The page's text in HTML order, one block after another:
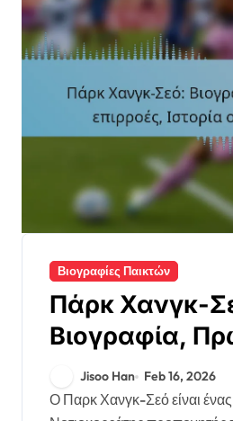
Βιογραφίες Παικτών
Πάρκ Χανγκ-
Βιογραφία,
επιρροές,
οικογένειας
Jisoo Han Feb 16, 2026
Ο Παρκ Χανγκ-Σεό είναι ένας διακεκριμένος